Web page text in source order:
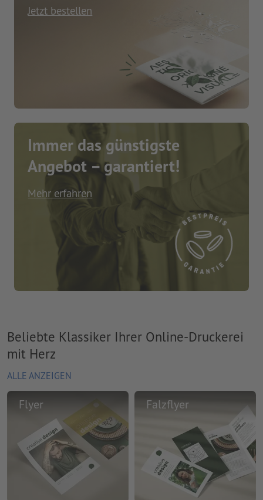
Jetzt bestellen
Immer das günstigste
Angebot – garantiert!
Mehr erfahren
Beliebte Klassiker Ihrer Online-Druckerei
mit Herz
ALLE ANZEIGEN
Flyer Falzflyer